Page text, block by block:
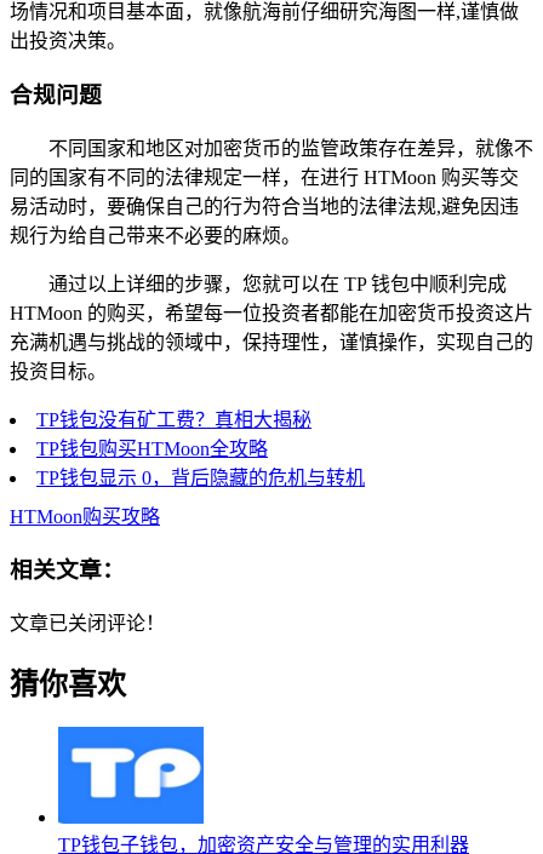
场情况和项目基本面，就像航海前仔细研究海图一样,谨慎做
出投资决策。
合规问题
不同国家和地区对加密货币的监管政策存在差异，就像不
同的国家有不同的法律规定一样，在进行 HTMoon 购买等交
易活动时，要确保自己的行为符合当地的法律法规,避免因违
规行为给自己带来不必要的麻烦。
通过以上详细的步骤，您就可以在 TP 钱包中顺利完成
HTMoon 的购买，希望每一位投资者都能在加密货币投资这片
充满机遇与挑战的领域中，保持理性，谨慎操作，实现自己的
投资目标。
TP钱包没有矿工费？真相大揭秘
TP钱包购买HTMoon全攻略
TP钱包显示 0，背后隐藏的危机与转机
HTMoon购买攻略
相关文章：
文章已关闭评论！
猜你喜欢
TP钱包子钱包，加密资产安全与管理的实用利器